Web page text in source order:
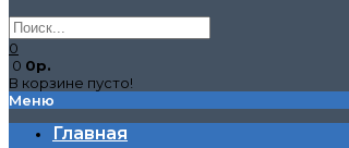
0
0 0р.
В корзине пусто!
Меню
Главная